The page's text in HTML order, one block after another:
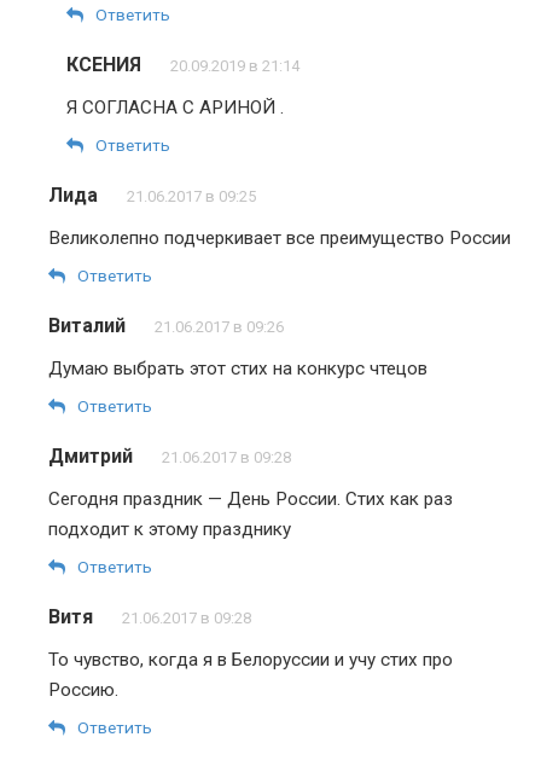
Ответить
КСЕНИЯ 20.09.2019 в 21:14
Я СОГЛАСНА С АРИНОЙ .
Ответить
Лида 21.06.2017 в 09:25
Великолепно подчеркивает все преимущество России
Ответить
Виталий 21.06.2017 в 09:26
Думаю выбрать этот стих на конкурс чтецов
Ответить
Дмитрий 21.06.2017 в 09:28
Сегодня праздник — День России. Стих как раз
подходит к этому празднику
Ответить
Витя 21.06.2017 в 09:28
То чувство, когда я в Белоруссии и учу стих про
Россию.
Ответить